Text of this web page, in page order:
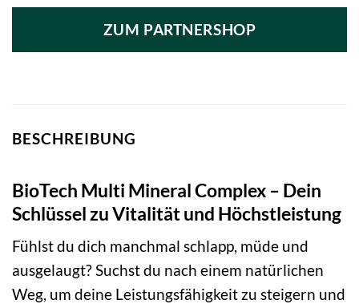
ZUM PARTNERSHOP
BESCHREIBUNG
BioTech Multi Mineral Complex – Dein
Schlüssel zu Vitalität und Höchstleistung
Fühlst du dich manchmal schlapp, müde und
ausgelaugt? Suchst du nach einem natürlichen
Weg, um deine Leistungsfähigkeit zu steigern und